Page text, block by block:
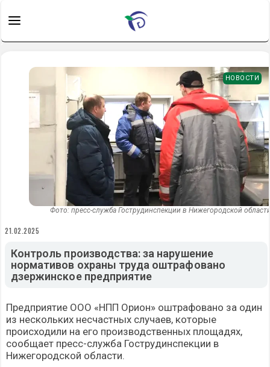
Фото: пресс-служба Гострудинспекции в Нижегородской
НОВОСТИ
21.02.2025
Контроль производства: за нарушение
нормативов охраны труда оштрафовано
дзержинское предприятие
Предприятие ООО «НПП Орион» оштрафовано за один
из нескольких несчастных случаев, которые
происходили на его производственных площадях,
сообщает пресс-служба Гострудинспекции в
Нижегородской области.